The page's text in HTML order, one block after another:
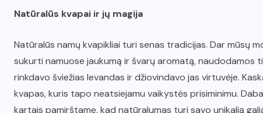
Natūralūs kvapai ir jų magija
Natūralūs namų kvapikliai turi senas tradicijas. Dar mūsų
sukurti namuose jaukumą ir švarų aromatą, naudodamos
rinkdavo šviežias levandas ir džiovindavo jas virtuvėje.
kvapas, kuris tapo neatsiejamu vaikystės prisiminimu.
kartais pamirštame, kad natūralumas turi savo unikalią